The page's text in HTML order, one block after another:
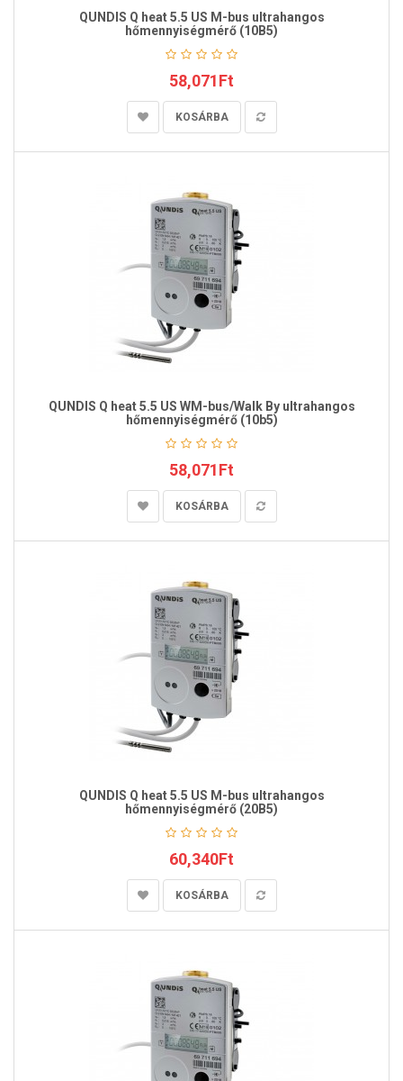
QUNDIS Q heat 5.5 US M-bus ultrahangos
hőmennyiségmérő (10B5)
58,071Ft
KOSÁRBA
QUNDIS Q heat 5.5 US WM-bus/Walk By ultrahangos
hőmennyiségmérő (10b5)
58,071Ft
KOSÁRBA
QUNDIS Q heat 5.5 US M-bus ultrahangos
hőmennyiségmérő (20B5)
60,340Ft
KOSÁRBA